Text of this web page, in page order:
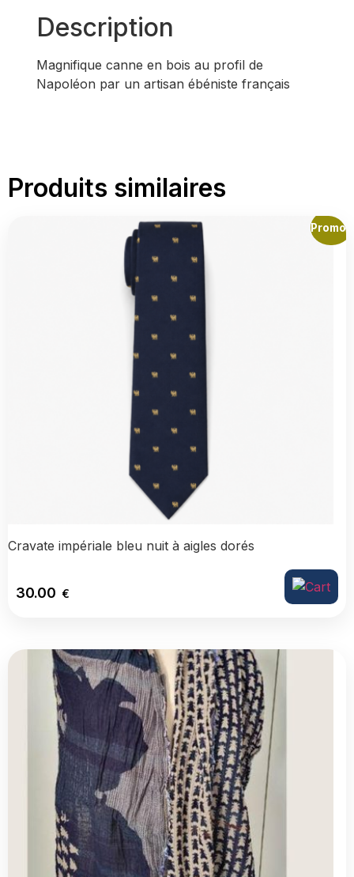
Description
Magnifique canne en bois au profil de
Napoléon par un artisan ébéniste français
Produits similaires
Promo !
Cravate impériale bleu nuit à aigles dorés
30.00 €